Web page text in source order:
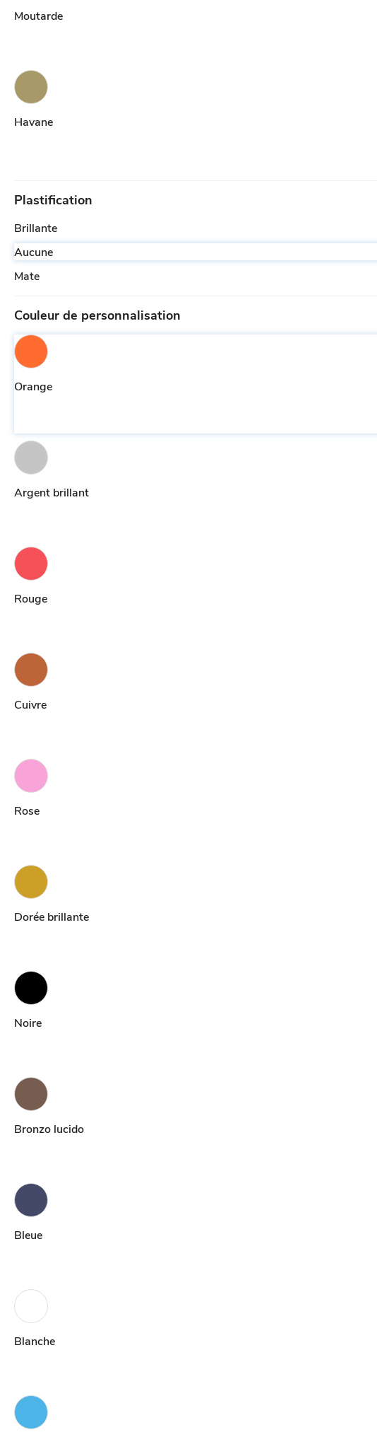
Moutarde
Havane
Plastification
Brillante
Aucune
Mate
Couleur de personnalisation
Orange
Argent brillant
Rouge
Cuivre
Rose
Dorée brillante
Noire
Bronzo lucido
Bleue
Blanche